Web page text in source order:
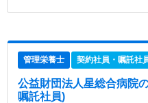
管理栄養士 契約社員・嘱託社
公益財団法人星総合病院
嘱託社員)